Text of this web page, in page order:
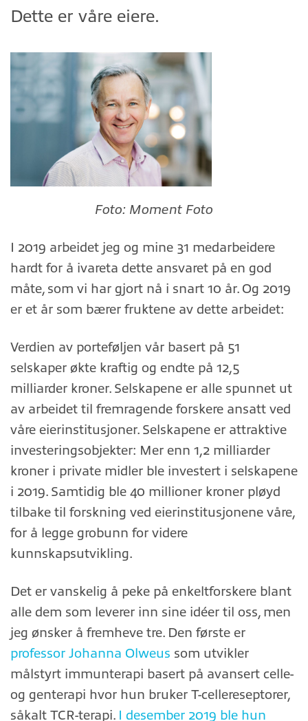
Dette er våre eiere.
Foto: Moment Foto
I 2019 arbeidet jeg og mine 31 medarbeidere
hardt for å ivareta dette ansvaret på en god
måte, som vi har gjort nå i snart 10 år. Og 2019
er et år som bærer fruktene av dette arbeidet:
Verdien av porteføljen vår basert på 51
selskaper økte kraftig og endte på 12,5
milliarder kroner. Selskapene er alle spunnet ut
av arbeidet til fremragende forskere ansatt ved
våre eierinstitusjoner. Selskapene er attraktive
investeringsobjekter: Mer enn 1,2 milliarder
kroner i private midler ble investert i selskapene
i 2019. Samtidig ble 40 millioner kroner pløyd
tilbake til forskning ved eierinstitusjonene våre,
for å legge grobunn for videre
kunnskapsutvikling.
Det er vanskelig å peke på enkeltforskere blant
alle dem som leverer inn sine idéer til oss, men
jeg ønsker å fremheve tre. Den første er
professor Johanna Olweus som utvikler
målstyrt immunterapi basert på avansert celle-
og genterapi hvor hun bruker T-cellereseptorer,
såkalt TCR-terapi. I desember 2019 ble hun